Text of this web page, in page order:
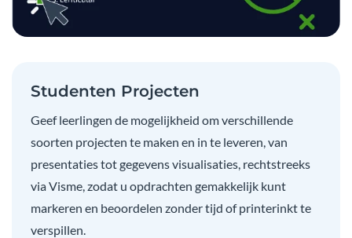
Studenten Projecten
Geef leerlingen de mogelijkheid om verschillende
soorten projecten te maken en in te leveren, van
presentaties tot gegevens visualisaties, rechtstreeks
via Visme, zodat u opdrachten gemakkelijk kunt
markeren en beoordelen zonder tijd of printerinkt te
verspillen.